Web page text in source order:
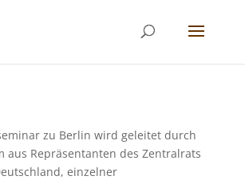
zu Berlin wird geleitet durch
aus Repräsentanten des Zentralrats
einzelner